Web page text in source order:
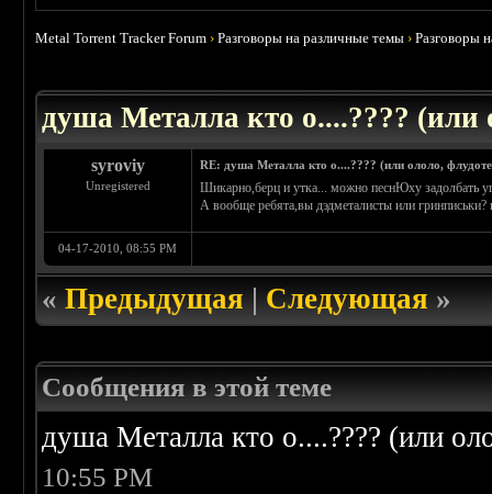
Metal Torrent Tracker Forum ›Разговоры на различные темы ›Разговоры
душа Металла кто о....???? (или
syroviy
Unregistered
RE: душа Металла кто о....???? (или ололо,
Шикарно,берц и утка... можно песнЮху задолбать
А вообще ребята,вы дэдметалисты или
04-17-2010, 08:55 PM
«Предыдущая|Следующая»
Сообщения в этой теме
душа Металла кто о....???? (или
10:55 PM